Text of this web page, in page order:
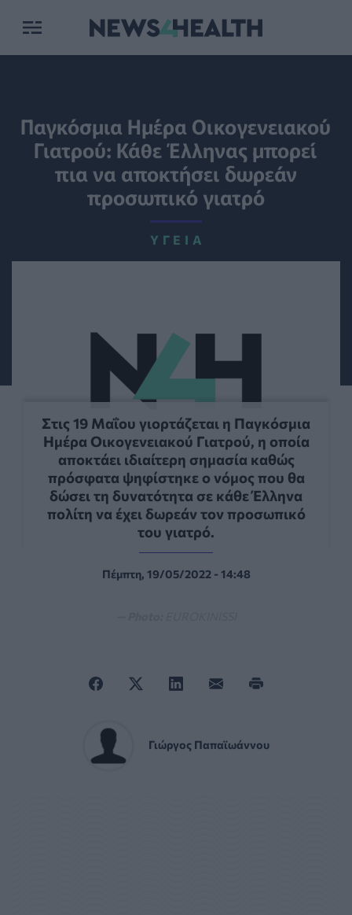
Παγκόσμια Ημέρα Οικογενειακού
Γιατρού: Κάθε Έλληνας μπορεί
πια να αποκτήσει δωρεάν
προσωπικό γιατρό
ΥΓΕΊΑ
Στις 19 Μαΐου γιορτάζεται η Παγκόσμια
Ημέρα Οικογενειακού Γιατρού, η οποία
αποκτάει ιδιαίτερη σημασία καθώς
πρόσφατα ψηφίστηκε ο νόμος που θα
δώσει τη δυνατότητα σε κάθε Έλληνα
πολίτη να έχει δωρεάν τον προσωπικό
του γιατρό.
Πέμπτη, 19/05/2022 - 14:48
Γιώργος Παπαϊωάννου